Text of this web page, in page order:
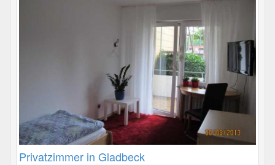
Privatzimmer in Gladbeck